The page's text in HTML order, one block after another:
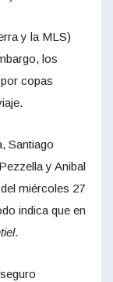
y la MLS)
los
copas
Santiago
y Anibal
miércoles 27
indica que en
.